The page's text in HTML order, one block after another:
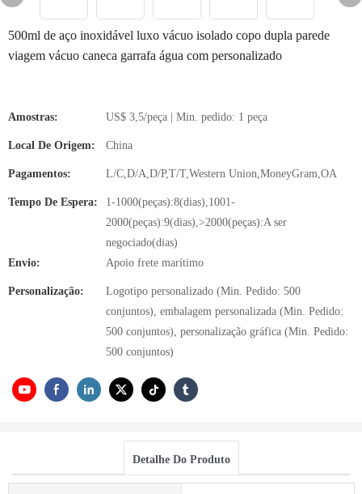
500ml de aço inoxidável luxo vácuo isolado copo dupla parede
viagem vácuo caneca garrafa água com personalizado
Amostras: US$ 3,5/peça | Min. pedido: 1 peça
Local De Origem: China
Pagamentos: L/C,D/A,D/P,T/T,Western Union,MoneyGram,OA
Tempo De Espera:
1-1000(peças):8(dias),1001-
2000(peças):9(dias),>2000(peças):A ser
negociado(dias)
Envio:
Apoio frete marítimo
Personalização:
Logotipo personalizado (Min. Pedido: 500
conjuntos), embalagem personalizada (Min. Pedido:
500 conjuntos), personalização gráfica (Min. Pedido:
500 conjuntos)
Detalhe Do Produto